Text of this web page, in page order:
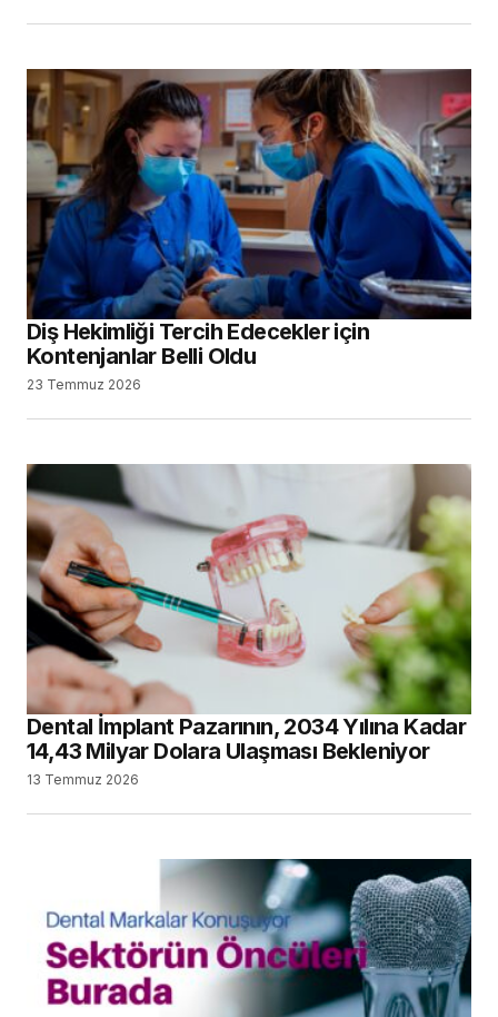
Diş Hekimliği Tercih Edecekler için
Kontenjanlar Belli Oldu
23 Temmuz 2026
Dental İmplant Pazarının, 2034 Yılına Kadar
14,43 Milyar Dolara Ulaşması Bekleniyor
13 Temmuz 2026